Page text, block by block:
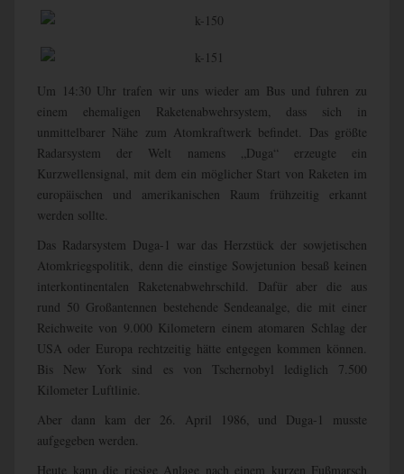
Um 14:30 Uhr trafen wir uns wieder am Bus und fuhren zu
einem ehemaligen Raketenabwehrsystem, dass sich in
unmittelbarer Nähe zum Atomkraftwerk befindet. Das größte
Radarsystem der Welt namens „Duga“ erzeugte ein
Kurzwellensignal, mit dem ein möglicher Start von Raketen im
europäischen und amerikanischen Raum frühzeitig erkannt
werden sollte.
Das Radarsystem Duga-1 war das Herzstück der sowjetischen
Atomkriegspolitik, denn die einstige Sowjetunion besaß keinen
interkontinentalen Raketenabwehrschild. Dafür aber die aus
rund 50 Großantennen bestehende Sendeanalge, die mit einer
Reichweite von 9.000 Kilometern einem atomaren Schlag der
USA oder Europa rechtzeitig hätte entgegen kommen können.
Bis New York sind es von Tschernobyl lediglich 7.500
Kilometer Luftlinie.
Aber dann kam der 26. April 1986, und Duga-1 musste
aufgegeben werden.
Heute kann die riesige Anlage nach einem kurzen Fußmarsch